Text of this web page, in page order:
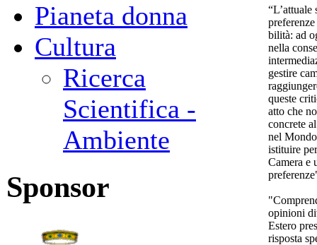
Pianeta donna
Cultura
Ricerca
Scientifica -
Ambiente
Sponsor
bilità: ad
nella
gestire
queste
atto che
concrete
nel
istituire
Camera e
opinioni
Estero
risposta